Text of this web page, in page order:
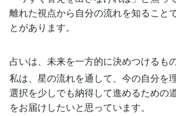
離れた視点から自分の流れを知ること
とがあります。
占いは、未来を一方的に決めつけるも
私は、星の流れを通して、今の自分を
選択を少しでも納得して進めるための
をお届けしたいと思っています。